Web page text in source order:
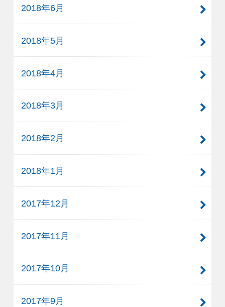
2018年6月
2018年5月
2018年4月
2018年3月
2018年2月
2018年1月
2017年12月
2017年11月
2017年10月
2017年9月